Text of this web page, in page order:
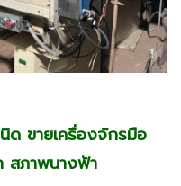
ด ขายเครื่องจักรมือ
สภาพนางฟ้า